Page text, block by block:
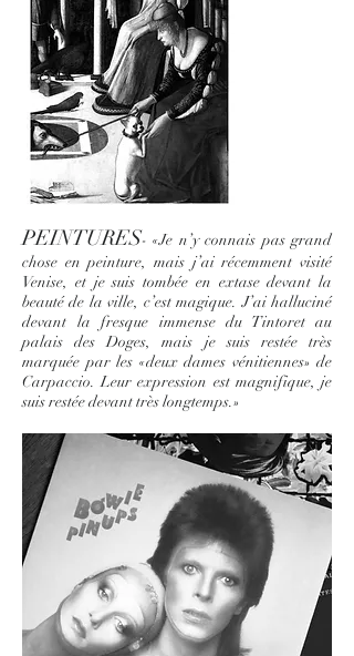
PEINTURES- «Je n’y connais pas grand
chose en peinture, mais j’ai récemment visité
Venise, et je suis tombée en extase devant la
beauté de la ville, c’est magique. J’ai halluciné
devant la fresque immense du Tintoret au
palais des Doges, mais je suis restée très
marquée par les «deux dames vénitiennes» de
Carpaccio. Leur expression est magnifique, je
suis restée devant très longtemps.»